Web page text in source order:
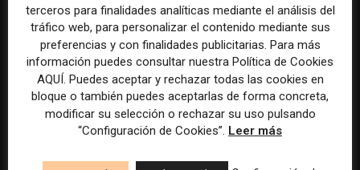
DEJA UNA RESPUESTA
terceros para finalidades analíticas mediante el análisis del
tráfico web, para personalizar el contenido mediante sus
preferencias y con finalidades publicitarias. Para más
información puedes consultar nuestra Política de Cookies
AQUÍ. Puedes aceptar y rechazar todas las cookies en
bloque o también puedes aceptarlas de forma concreta,
modificar su selección o rechazar su uso pulsando
“Configuración de Cookies”. Leer más